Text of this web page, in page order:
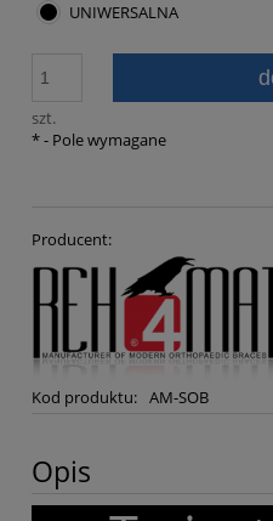
UNIWERSALNA
szt.
*- Pole wymagane
Producent:
Kod produktu: AM-SOB
Opis